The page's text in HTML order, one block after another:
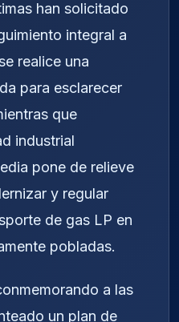
han solicitado
integral a
realice una
para esclarecer
que
industrial
pone de relieve
y regular
de gas LP en
pobladas.
a las
un plan de